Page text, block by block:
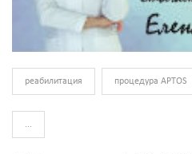
реабилитация процедура APTOS
...